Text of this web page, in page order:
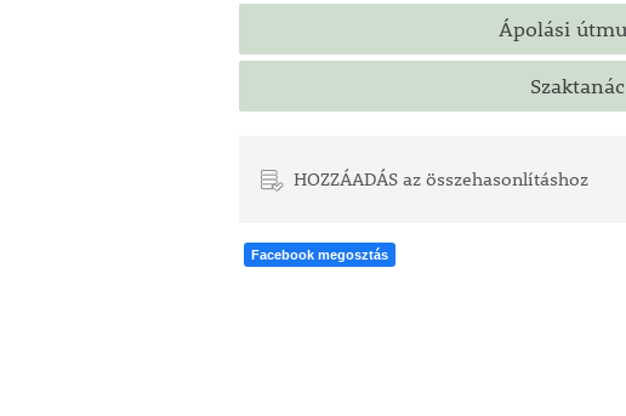
Ápolási
HOZZÁADÁS az összehasonlításhoz
Facebook megosztás